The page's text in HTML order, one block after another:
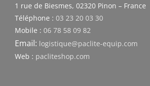
1 rue de Biesmes, 02320 Pinon – France
Téléphone : 03 23 20 03 30
Mobile : 06 78 58 09 82
Email: logistique@paclite-equip.com
Web : pacliteshop.com